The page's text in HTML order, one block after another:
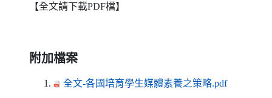
【全文請下載PDF檔】
附加檔案
全文-各國培育學生媒體素養之策略.pdf（另開新